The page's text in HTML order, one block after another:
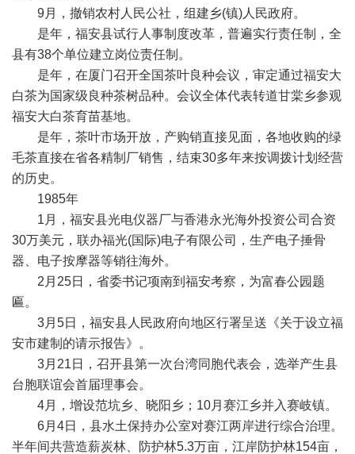
9月，撤销农村人民公社，组建乡(镇)人民政府。
是年，福安县试行人事制度改革，普遍实行责任制，全
县有38个单位建立岗位责任制。
是年，在厦门召开全国茶叶良种会议，审定通过福安大
白茶为国家级良种茶树品种。会议全体代表转道甘棠乡参观
福安大白茶育苗基地。
是年，茶叶市场开放，产购销直接见面，各地收购的绿
毛茶直接在省各精制厂销售，结束30多年来按调拨计划经营
的历史。
1985年
1月，福安县光电仪器厂与香港永光海外投资公司合资
30万美元，联办福光(国际)电子有限公司，生产电子捶骨
器、电子按摩器等销往海外。
2月25日，省委书记项南到福安考察，为富春公园题
匾。
3月5日，福安县人民政府向地区行署呈送《关于设立福
安市建制的请示报告》。
3月21日，召开县第一次台湾同胞代表会，选举产生县
台胞联谊会首届理事会。
4月，增设范坑乡、晓阳乡；10月赛江乡并入赛岐镇。
6月4日，县水土保持办公室对赛江两岸进行综合治理。
半年间共营造薪炭林、防护林5.3万亩，江岸防护林154亩，